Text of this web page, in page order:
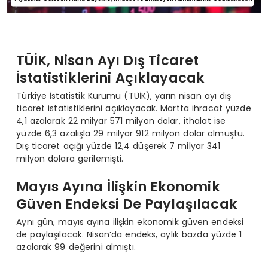
TÜİK, Nisan Ayı Dış Ticaret
İstatistiklerini Açıklayacak
Türkiye İstatistik Kurumu (TÜİK), yarın nisan ayı dış
ticaret istatistiklerini açıklayacak. Martta ihracat yüzde
4,1 azalarak 22 milyar 571 milyon dolar, ithalat ise
yüzde 6,3 azalışla 29 milyar 912 milyon dolar olmuştu.
Dış ticaret açığı yüzde 12,4 düşerek 7 milyar 341
milyon dolara gerilemişti.
Mayıs Ayına İlişkin Ekonomik
Güven Endeksi De Paylaşılacak
Aynı gün, mayıs ayına ilişkin ekonomik güven endeksi
de paylaşılacak. Nisan’da endeks, aylık bazda yüzde 1
azalarak 99 değerini almıştı.